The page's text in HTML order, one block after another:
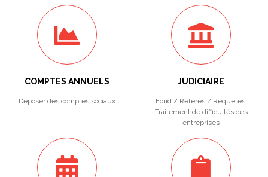
COMPTES ANNUELS
Déposer des comptes sociaux
JUDICIAIRE
Fond / Référés / Requêtes.
Traitement de difficultés des
entreprises